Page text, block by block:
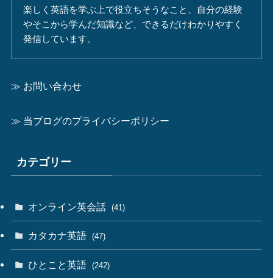
楽しく英語を学ぶ上で役立ちそうなこと、自分の経験
やそこから学んだ知識など、できるだけわかりやすく
発信しています。
≫ お問い合わせ
≫ 当ブログのプライバシーポリシー
カテゴリー
オンライン英会話 (41)
カタカナ英語 (47)
ひとこと英語 (242)